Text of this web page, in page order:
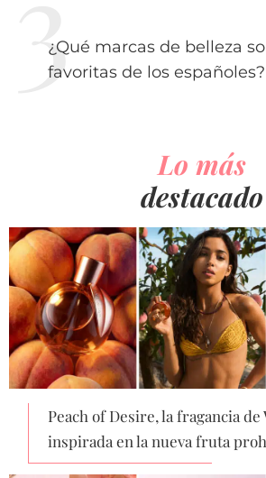
¿Qué marcas de belleza
favoritas de los españoles?
Lo más
destacado
Peach of Desire, la fragancia de
inspirada en la nueva fruta